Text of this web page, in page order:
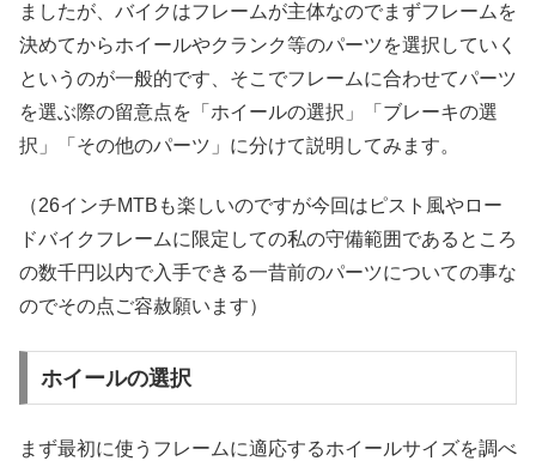
ましたが、バイクはフレームが主体なのでまずフレームを
決めてからホイールやクランク等のパーツを選択していく
というのが一般的です、そこでフレームに合わせてパーツ
を選ぶ際の留意点を「ホイールの選択」「ブレーキの選
択」「その他のパーツ」に分けて説明してみます。
（26インチMTBも楽しいのですが今回はピスト風やロー
ドバイクフレームに限定しての私の守備範囲であるところ
の数千円以内で入手できる一昔前のパーツについての事な
のでその点ご容赦願います）
ホイールの選択
まず最初に使うフレームに適応するホイールサイズを調べ